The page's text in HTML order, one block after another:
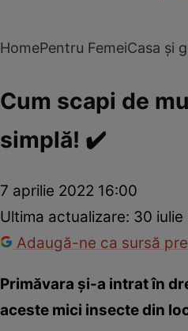
HomePentru FemeiCasa și
Cum scapi de
simplă! ✔️
7 aprilie 2022 16:00
Ultima actualizare: 30 iulie
Adaugă-ne ca sursă
Primăvara și-a intrat în
aceste mici insecte din